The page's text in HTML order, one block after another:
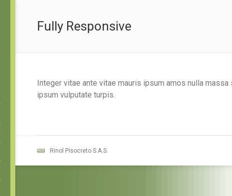
Fully Responsive
Integer vitae ante vitae mauris ipsum amos nulla
ipsum vulputate turpis.
Rinol Pisocreto S.A.S.